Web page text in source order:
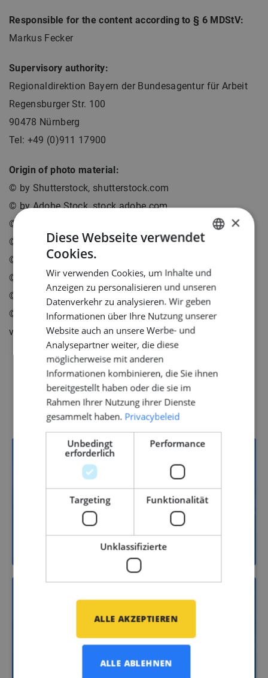
Responsible for the content according to § 6 MDStV:
Markus Fecker
Supervisory authority:
Regionaldirektion Bayern der Bundesagentur für Arbeit
Regensburger Str. 100
90478 Nürnberg
Tel: +49 (0)911 17900
Origin of photo material:
© by Shutterstock, shutterstock.com
© by Adobe Stock, stock.adobe.com
© by KNRM, knrm.nl
© by Patrick van Dijk, linkedin.com/in/patrick-van-dijk
© by Tom van Oossanen, tomvanoossanen.com
© by Friso Kooijman, frisokooijman.com
© by Jokko Voogt, jokkovoogt.nl
© by Erwin Veenstra/ Solikeable, linkedin.com/in/erwin-
veenstra
Stellenangebote
8
21
Schiffbau
ENGLISH
×
Diese Webseite verwendet
Cookies.
Wir verwenden Cookies, um Inhalte und
Anzeigen zu personalisieren und unseren
Datenverkehr zu analysieren. Wir geben
Informationen über Ihre Nutzung unserer
Website auch an unsere Werbe- und
Analysepartner weiter, die diese
möglicherweise mit anderen
Informationen kombinieren, die Sie ihnen
bereitgestellt haben oder die sie im
Rahmen Ihrer Nutzung ihrer Dienste
gesammelt haben. Privacybeleid
Unbedingt
erforderlich
Performance
Targeting Funktionalität
Unklassifizierte
ALLE AKZEPTIEREN
ALLE ABLEHNEN